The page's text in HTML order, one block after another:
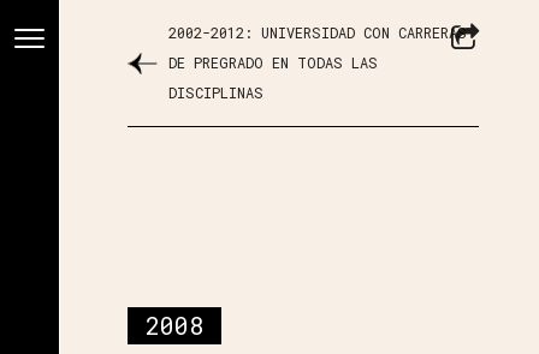
2002-2012: UNIVERSIDAD CON CARRERAS
DE PREGRADO EN TODAS LAS
DISCIPLINAS
2008